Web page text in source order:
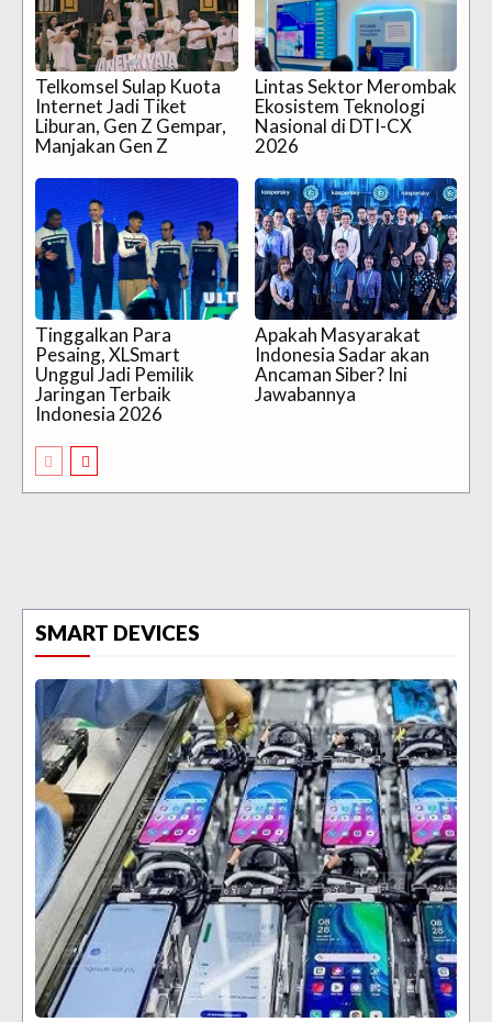
Telkomsel Sulap Kuota
Internet Jadi Tiket
Liburan, Gen Z Gempar,
Manjakan Gen Z
Lintas Sektor Merombak
Ekosistem Teknologi
Nasional di DTI-CX
2026
Tinggalkan Para
Pesaing, XLSmart
Unggul Jadi Pemilik
Jaringan Terbaik
Indonesia 2026
Apakah Masyarakat
Indonesia Sadar akan
Ancaman Siber? Ini
Jawabannya
SMART DEVICES